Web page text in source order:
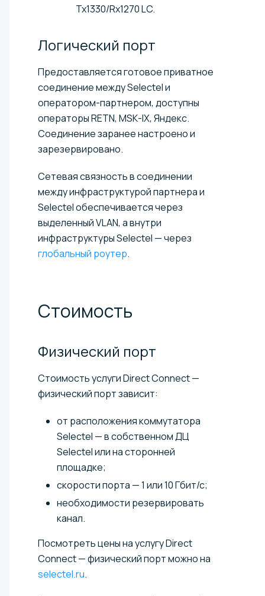
Tx1330/Rx1270 LC.
Логический порт
Предоставляется готовое приватное
соединение между Selectel и
оператором-партнером, доступны
операторы RETN, MSK-IX, Яндекс.
Соединение заранее настроено и
зарезервировано.
Сетевая связность в соединении
между инфраструктурой партнера и
Selectel обеспечивается через
выделенный VLAN, а внутри
инфраструктуры Selectel — через
глобальный роутер.
Стоимость
Физический порт
Стоимость услуги Direct Connect —
физический порт зависит:
от расположения коммутатора
Selectel — в собственном ДЦ
Selectel или на сторонней
площадке;
скорости порта — 1 или 10 Гбит/с;
необходимости резервировать
канал.
Посмотреть цены на услугу Direct
Connect — физический порт можно на
selectel.ru.